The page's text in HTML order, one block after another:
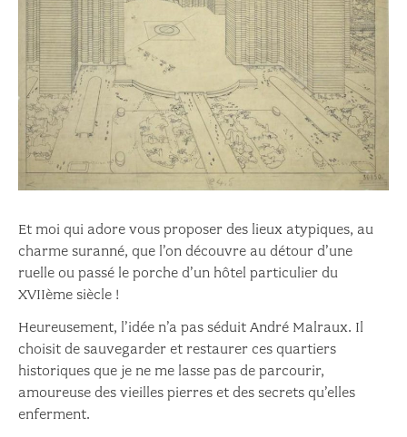
Et moi qui adore vous proposer des lieux atypiques, au
charme suranné, que l’on découvre au détour d’une
ruelle ou passé le porche d’un hôtel particulier du
XVIIème siècle !
Heureusement, l’idée n’a pas séduit André Malraux. Il
choisit de sauvegarder et restaurer ces quartiers
historiques que je ne me lasse pas de parcourir,
amoureuse des vieilles pierres et des secrets qu’elles
enferment.